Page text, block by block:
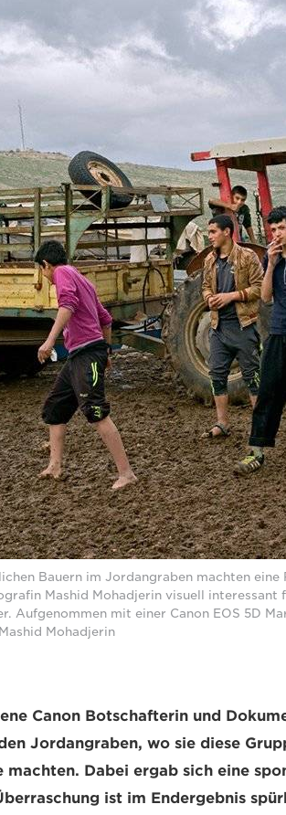
Bauern im Jordangraben machten eine
Mashid Mohadjerin visuell interessant
Aufgenommen mit einer Canon EOS 5D
Mohadjerin
Canon Botschafterin und
Jordangraben, wo sie diese
machten. Dabei ergab sich eine
ist im Endergebnis